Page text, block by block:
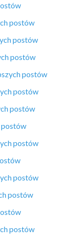
postów
postów
postów
postów
postów
postów
postów
postów
postów
postów
postów